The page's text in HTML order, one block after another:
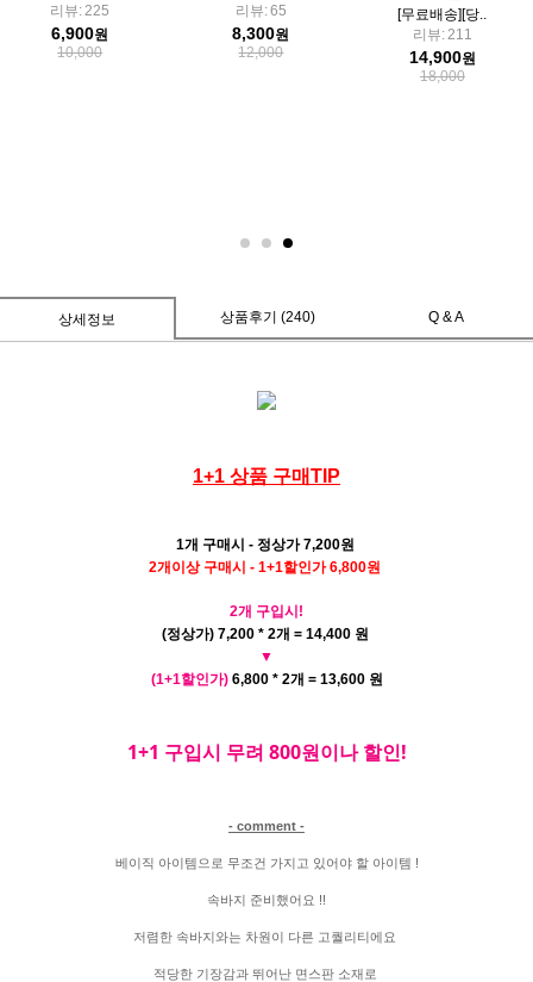
리뷰:225
6,900원
10,000
리뷰:65
8,300원
12,000
[무료배송][당..
리뷰:211
14,900원
18,000
상세정보 상품후기 (240) Q & A
1+1 상품 구매TIP
1개 구매시 - 정상가 7,200원
2개이상 구매시 - 1+1할인가 6,800원
2개 구입시!
(정상가) 7,200 * 2개 = 14,400 원
▼
(1+1할인가) 6,800 * 2개 = 13,600 원
1+1 구입시 무려 800원이나 할인!
- comment -
베이직 아이템으로 무조건 가지고 있어야 할 아이템 !
속바지 준비했어요 !!
저렴한 속바지와는 차원이 다른 고퀄리티에요
적당한 기장감과 뛰어난 면스판 소재로